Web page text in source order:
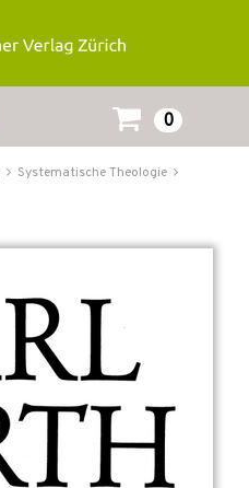
0
Systematische Theologie